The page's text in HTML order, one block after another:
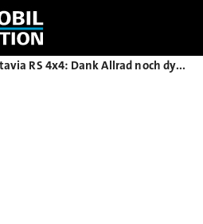
Skoda Octavia RS 4x4: Dank Allrad noch dynamischer